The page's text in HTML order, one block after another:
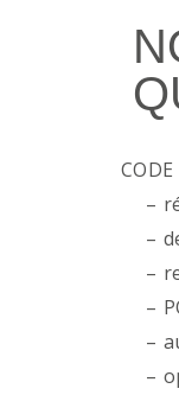
–
–
–
–
–
–